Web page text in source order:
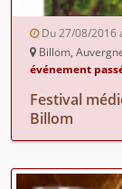
Du 27/08/2016
Billom,
événement
Festival
Billom